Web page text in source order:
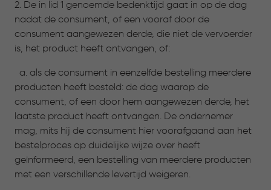
2. De in lid 1 genoemde bedenktijd gaat in op de dag
nadat de consument, of een vooraf door de
consument aangewezen derde, die niet de vervoerder
is, het product heeft ontvangen, of:
a. als de consument in eenzelfde bestelling meerdere
producten heeft besteld: de dag waarop de
consument, of een door hem aangewezen derde, het
laatste product heeft ontvangen. De ondernemer
mag, mits hij de consument hier voorafgaand aan het
bestelproces op duidelijke wijze over heeft
geïnformeerd, een bestelling van meerdere producten
met een verschillende levertijd weigeren.